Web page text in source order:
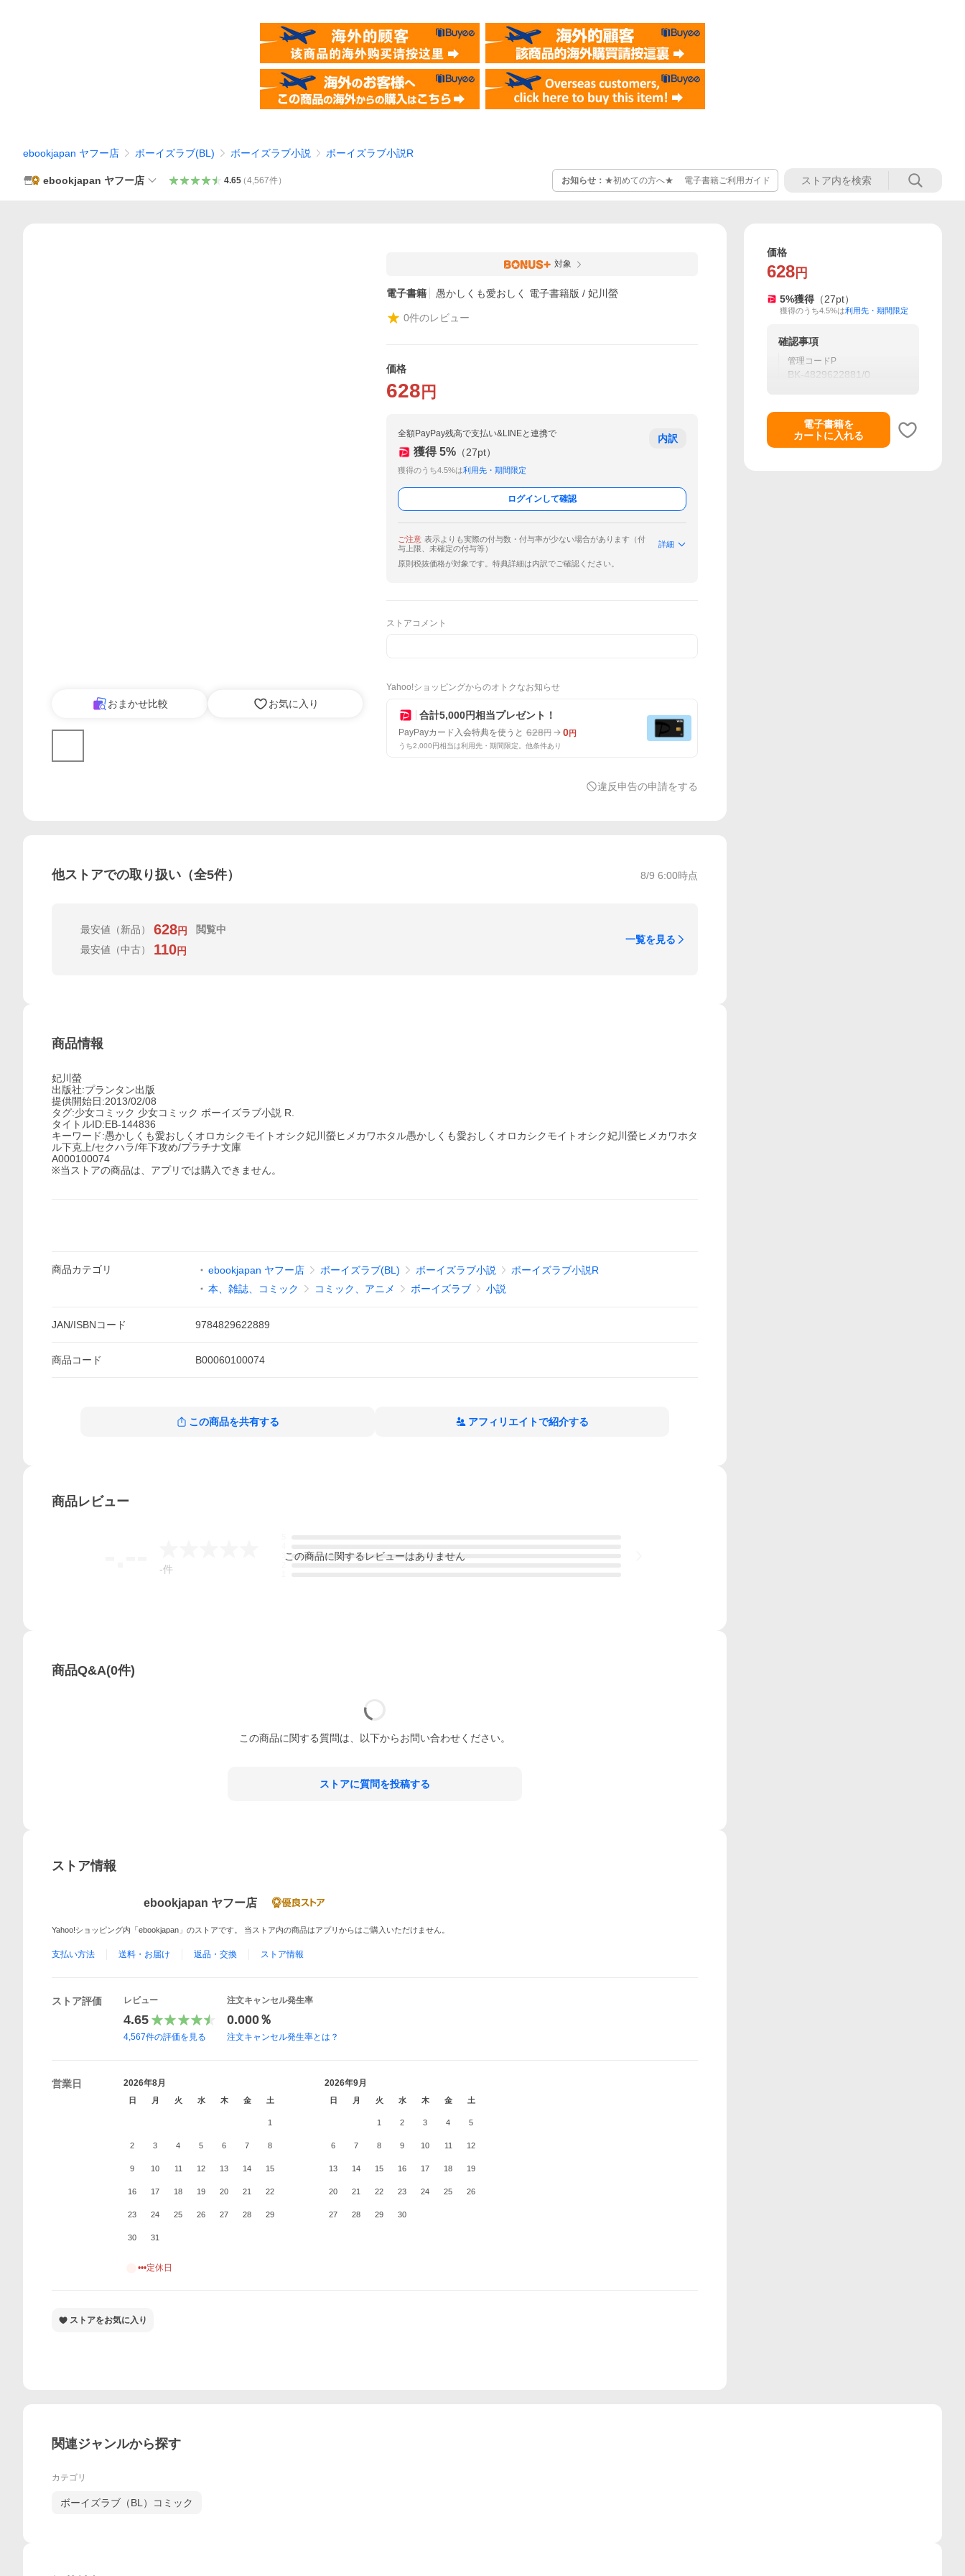
ebookjapan ヤフー店 ボーイズラブ(BL) ボーイズラブ小説 ボーイズラブ小説R
ebookjapan ヤフー店 4.65（4,567件） お知らせ： ★初めての方へ★ 電子書籍ご利用ガイド
おまかせ比較 お気に入り
対象
電子書籍 愚かしくも愛おしく 電子書籍版 / 妃川螢
0件のレビュー
価格
628 円
全額PayPay残高で支払い&LINEと連携で
獲得 5% （27pt）
獲得のうち4.5%は利用先・期間限定
内訳
ログインして確認
ご注意 表示よりも実際の付与数・付与率が少ない場合があります（付
与上限、未確定の付与等）
詳細
原則税抜価格が対象です。特典詳細は内訳でご確認ください。
ストアコメント
Yahoo!ショッピングからのオトクなお知らせ
合計5,000円相当プレゼント！
PayPayカード入会特典を使うと 628円 0円
うち2,000円相当は利用先・期間限定。他条件あり
違反申告の申請をする
他ストアでの取り扱い（全5件） 8/9 6:00時点
最安値 （新品） 628円
閲覧中
最安値 （中古） 110円
一覧を見る
商品情報
妃川螢
出版社:プランタン出版
提供開始日:2013/02/08
タグ:少女コミック 少女コミック ボーイズラブ小説 R.
タイトルID:EB-144836
キーワード:愚かしくも愛おしくオロカシクモイトオシク妃川螢ヒメカワホタル愚かしくも愛おしくオロカシクモイトオシク妃川螢ヒメカワホタ
ル下克上/セクハラ/年下攻め/プラチナ文庫
A000100074
※当ストアの商品は、アプリでは購入できません。
商品カテゴリ ebookjapan ヤフー店 ボーイズラブ(BL) ボーイズラブ小説
ボーイズラブ小説R
本、雑誌、コミック
コミック、アニメ ボーイズラブ 小説
JAN/ISBNコード 9784829622889
商品コード B00060100074
この商品を共有する アフィリエイトで紹介する
商品レビュー
-件
この商品に関するレビューはありません
商品Q&A(0件)
この商品に関する質問は、以下からお問い合わせください。
ストアに質問を投稿する
ストア情報
ebookjapan ヤフー店
Yahoo!ショッピング内「ebookjapan」のストアです。 当ストア内の商品はアプリからはご購入いただけません。
支払い方法 送料・お届け 返品・交換 ストア情報
ストア評価 レビュー
4.65
4,567件の評価を見る
注文キャンセル発生率
0.000％
注文キャンセル発生率とは？
営業日 2026年8月
日 月 火 水 木 金 土
1
2 3 4 5 6 7 8
9 10 11 12 13 14 15
16 17 18 19 20 21 22
23 24 25 26 27 28 29
30 31
2026年9月
日 月 火 水 木 金 土
1 2 3 4 5
6 7 8 9 10 11 12
13 14 15 16 17 18 19
20 21 22 23 24 25 26
27 28 29 30
•••定休日
ストアをお気に入り
価格
628 円
5%獲得 （27pt）
獲得のうち4.5%は利用先・期間限定
確認事項
管理コードP
BK-4829622881/0
電子書籍を
カートに入れる
関連ジャンルから探す
カテゴリ
ボーイズラブ（BL）コミック